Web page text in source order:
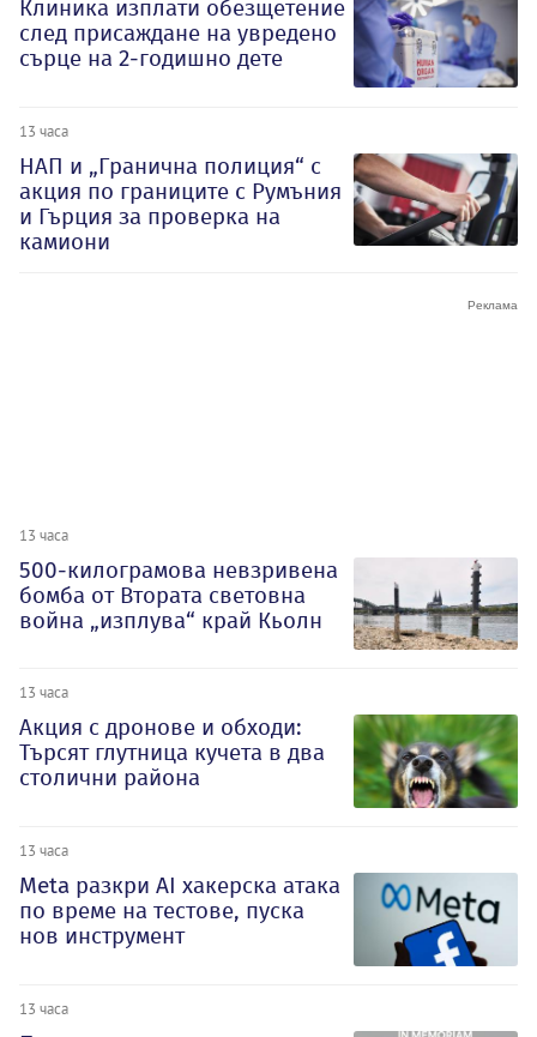
Клиника изплати обезщетение
след присаждане на увредено
сърце на 2-годишно дете
13 часа
НАП и „Гранична полиция“ с
акция по границите с Румъния
и Гърция за проверка на
камиони
13 часа
500-килограмова невзривена
бомба от Втората световна
война „изплува“ край Кьолн
13 часа
Акция с дронове и обходи:
Търсят глутница кучета в два
столични района
13 часа
Meta разкри AI хакерска атака
по време на тестове, пуска
нов инструмент
13 часа